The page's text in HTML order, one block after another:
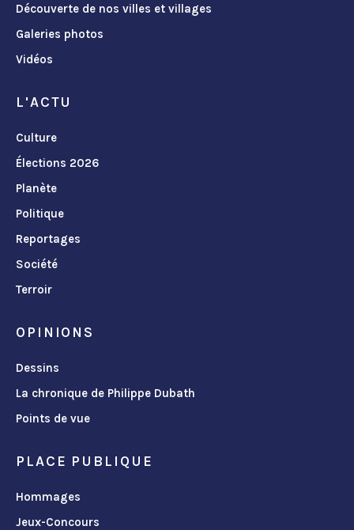
Découverte de nos villes et villages
Galeries photos
Vidéos
L'ACTU
Culture
Élections 2026
Planète
Politique
Reportages
Société
Terroir
OPINIONS
Dessins
La chronique de Philippe Dubath
Points de vue
PLACE PUBLIQUE
Hommages
Jeux-Concours